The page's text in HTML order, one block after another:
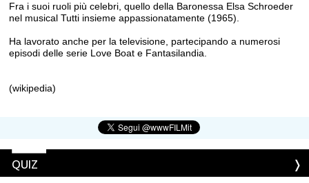
Fra i suoi ruoli più celebri, quello della Baronessa Elsa Schroeder
nel musical Tutti insieme appassionatamente (1965).
Ha lavorato anche per la televisione, partecipando a numerosi
episodi delle serie Love Boat e Fantasilandia.
(wikipedia)
QUIZ